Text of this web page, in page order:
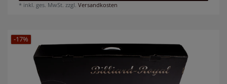
* inkl. ges. MwSt. zzgl.Versandkosten
-17%